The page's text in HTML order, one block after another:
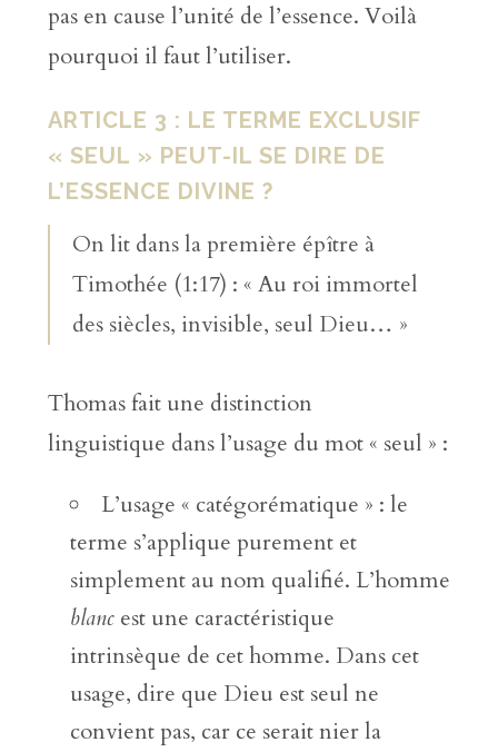
pas en cause l’unité de l’essence. Voilà
pourquoi il faut l’utiliser.
ARTICLE 3 : LE TERME EXCLUSIF
« SEUL » PEUT-IL SE DIRE DE
L’ESSENCE DIVINE ?
On lit dans la première épître à
Timothée (1:17) : « Au roi immortel
des siècles, invisible, seul Dieu… »
Thomas fait une distinction
linguistique dans l’usage du mot « seul » :
L’usage « catégorématique » : le
terme s’applique purement et
simplement au nom qualifié. L’homme
blancest une caractéristique
intrinsèque de cet homme. Dans cet
usage, dire que Dieu est seul ne
convient pas, car ce serait nier la